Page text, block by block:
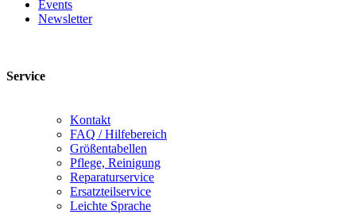
Events
Newsletter
Service
Kontakt
FAQ / Hilfebereich
Größentabellen
Pflege, Reinigung
Reparaturservice
Ersatzteilservice
Leichte Sprache